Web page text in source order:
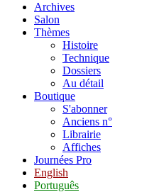
Archives
Salon
Thèmes
Histoire
Technique
Dossiers
Au détail
Boutique
S'abonner
Anciens n°
Librairie
Affiches
Journées Pro
English
Português